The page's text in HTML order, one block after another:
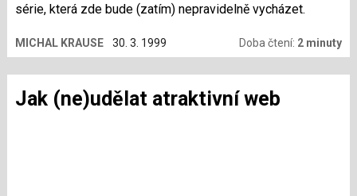
série, která zde bude (zatím) nepravidelně vycházet.
MICHAL KRAUSE 30. 3. 1999 Doba čtení: 2 minuty
Jak (ne)udělat atraktivní web